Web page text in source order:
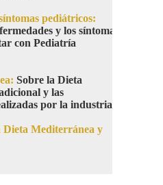
pediátricos:
y los síntomas
con Pediatría
Sobre la Dieta
y las
por la industria
Dieta Mediterránea y